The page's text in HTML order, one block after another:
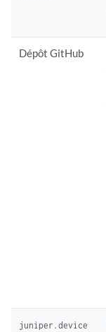
Dépôt GitHub
juniper.device